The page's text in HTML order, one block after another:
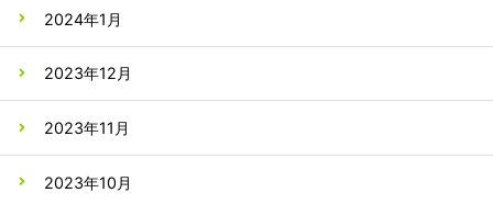
2024年1月
2023年12月
2023年11月
2023年10月